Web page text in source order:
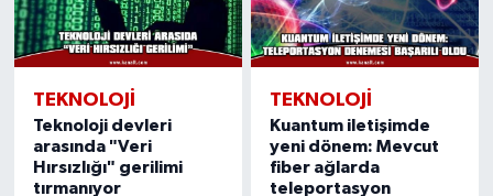
TEKNOLOJI
Teknoloji devleri
arasında "Veri
Hırsızlığı" gerilimi
tırmanıyor
TEKNOLOJI
Kuantum iletişimde
yeni dönem: Mevcut
fiber ağlarda
teleportasyon